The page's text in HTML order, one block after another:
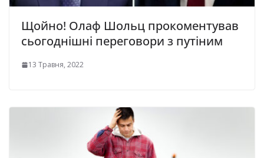
Щойно! Олаф Шольц прокоментував
сьогоднішні переговори з путіним
13 Травня, 2022